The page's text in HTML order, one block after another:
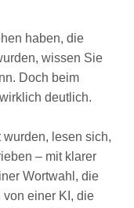
haben, die
wissen Sie
Doch beim
deutlich.
wurden, lesen sich,
– mit klarer
Wortwahl, die
von einer KI, die